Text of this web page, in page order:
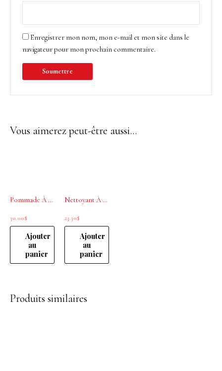
Enregistrer mon nom, mon e-mail et mon site dans le
navigateur pour mon prochain commentaire.
Vous aimerez peut-être aussi…
Pommade À Cheveux Groom 90 ml
30.00$
Ajouter
au
panier
Nettoyant À Barbe Groom 250 ml
23.30$
Ajouter
au
panier
Produits similaires